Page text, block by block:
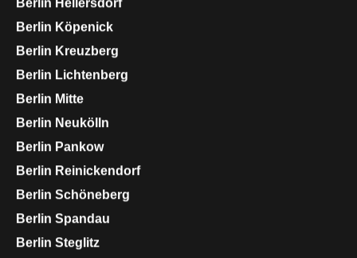
Berlin Köpenick
Berlin Kreuzberg
Berlin Lichtenberg
Berlin Mitte
Berlin Neukölln
Berlin Pankow
Berlin Reinickendorf
Berlin Schöneberg
Berlin Spandau
Berlin Steglitz